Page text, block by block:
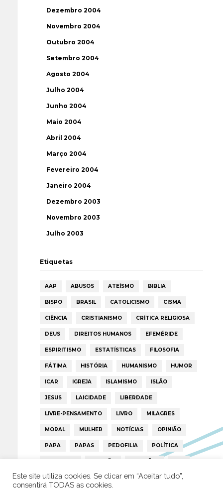
Dezembro 2004
Novembro 2004
Outubro 2004
Setembro 2004
Agosto 2004
Julho 2004
Junho 2004
Maio 2004
Abril 2004
Março 2004
Fevereiro 2004
Janeiro 2004
Dezembro 2003
Novembro 2003
Julho 2003
Etiquetas
AAP ABUSOS ATEÍSMO BIBLIA
BISPO BRASIL CATOLICISMO CISMA
CIÊNCIA CRISTIANISMO CRÍTICA RELIGIOSA
DEUS DIREITOS HUMANOS EFEMÉRIDE
ESPIRITISMO ESTATÍSTICAS FILOSOFIA
FÁTIMA HISTÓRIA HUMANISMO HUMOR
ICAR IGREJA ISLAMISMO ISLÃO
JESUS LAICIDADE LIBERDADE
LIVRE-PENSAMENTO LIVRO MILAGRES
MORAL MULHER NOTÍCIAS OPINIÃO
PAPA PAPAS PEDOFILIA POLÍTICA
TRUMP VATICANO
Este site utiliza cookies. Se clicar em “Aceitar tudo”,
consentirá TODAS as cookies.